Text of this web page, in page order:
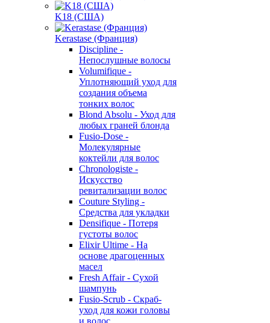
K18 (США)
Kerastase (Франция)
Discipline -
Непослушные волосы
Volumifique -
Уплотняющий уход для
создания объема
тонких волос
Blond Absolu - Уход для
любых граней блонда
Fusio-Dose -
Молекулярные
коктейли для волос
Chronologiste -
Искусство
ревитализации волос
Couture Styling -
Средства для укладки
Densifique - Потеря
густоты волос
Elixir Ultime - На
основе драгоценных
масел
Fresh Affair - Сухой
шампунь
Fusio-Scrub - Скраб-
уход для кожи головы
и волос